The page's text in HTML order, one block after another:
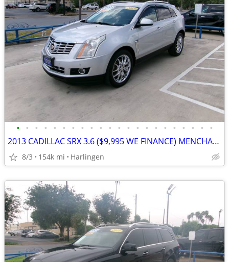
• • • • • • • • • • • • • • • • • • • • • •
2013 CADILLAC SRX 3.6 ($9,995 WE FINANCE) MENCHACA AUTO SALES
8/3 154k mi Harlingen